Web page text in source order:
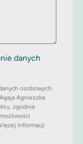
danych
osobowych
Agnieszka
zgodnie
informacji